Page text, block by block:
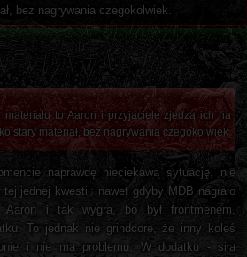
bez nagrywania czegokolwiek.
to Aaron i przyjaciele zjedzą ich na
stary materiał, bez nagrywania czegokolwiek.
naprawdę nieciekawą sytuację, nie
jednej kwestii: nawet gdyby MDB nagrało
i tak wygra, bo był frontmenem,
To jednak nie grindcore, że inny koleś
i nie ma problemu. W dodatku - siła